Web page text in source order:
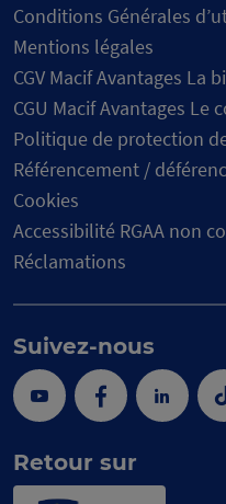
Conditions Générales
Mentions légales
CGV Macif Avantages La
CGU Macif Avantages Le
Politique de protection
Référencement /
Cookies
Accessibilité RGAA non
Réclamations
Suivez-nous
YoutubeFacebook
Retour sur